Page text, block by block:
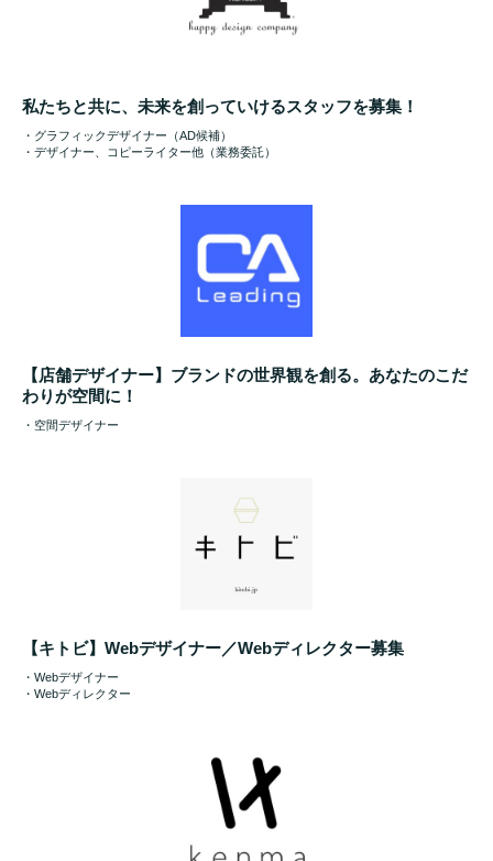
私たちと共に、未来を創っていけるスタッフを募集！
・グラフィックデザイナー（AD候補）
・デザイナー、コピーライター他（業務委託）
【店舗デザイナー】ブランドの世界観を創る。あなたのこだ
わりが空間に！
・空間デザイナー
【キトビ】Webデザイナー／Webディレクター募集
・Webデザイナー
・Webディレクター